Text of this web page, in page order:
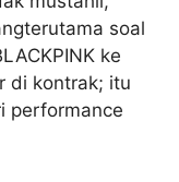
soal
ke
di kontrak; itu
performance